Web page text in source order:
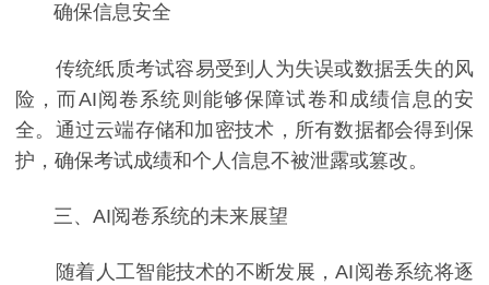
确保信息安全
传统纸质考试容易受到人为失误或数据丢失的风
险，而AI阅卷系统则能够保障试卷和成绩信息的安
全。通过云端存储和加密技术，所有数据都会得到保
护，确保考试成绩和个人信息不被泄露或篡改。
三、AI阅卷系统的未来展望
随着人工智能技术的不断发展，AI阅卷系统将逐